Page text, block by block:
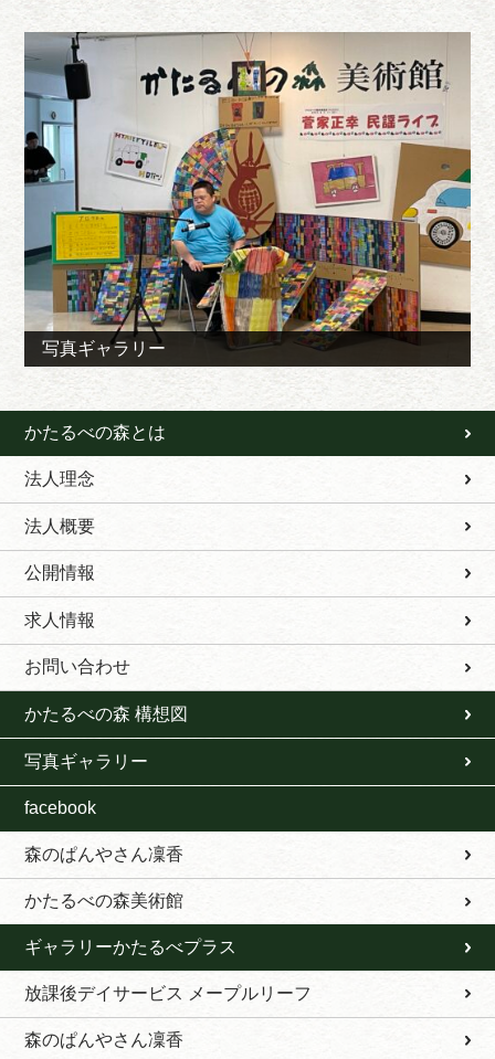
写真ギャラリー
かたるべの森とは
法人理念
法人概要
公開情報
求人情報
お問い合わせ
かたるべの森 構想図
写真ギャラリー
facebook
森のぱんやさん凜香
かたるべの森美術館
ギャラリーかたるべプラス
放課後デイサービス メープルリーフ
森のぱんやさん凜香